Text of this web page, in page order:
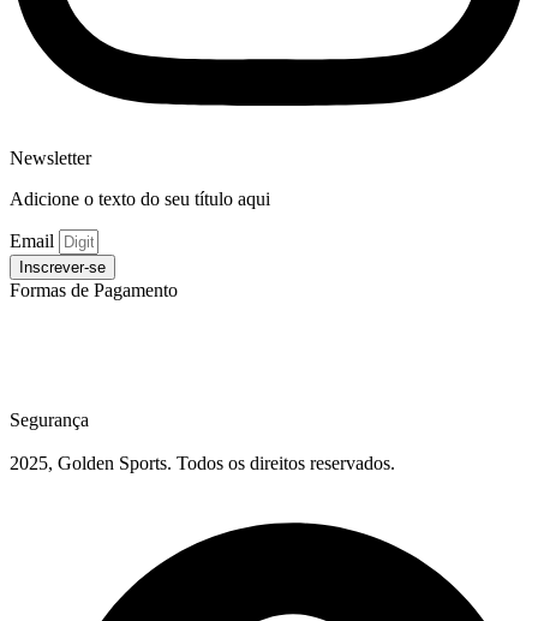
Newsletter
Adicione o texto do seu título aqui
Email
Inscrever-se
Formas de Pagamento
Segurança
2025, Golden Sports. Todos os direitos reservados.